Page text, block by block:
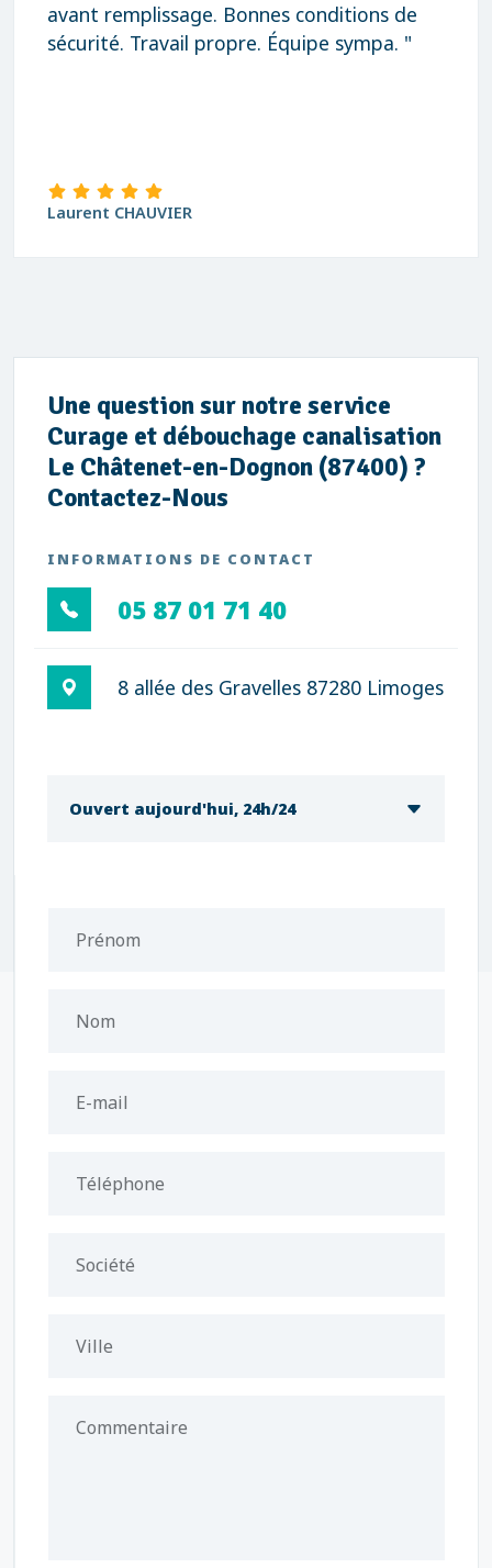
avant remplissage. Bonnes conditions de
sécurité. Travail propre. Équipe sympa. "
Laurent CHAUVIER
Une question sur notre service
Curage et débouchage canalisation
Le Châtenet-en-Dognon (87400) ?
Contactez-Nous
INFORMATIONS DE CONTACT
05 87 01 71 40
8 allée des Gravelles 87280 Limoges
Ouvert aujourd'hui, 24h/24
Prénom
Nom
E-mail
Téléphone
Société
Ville
Commentaire